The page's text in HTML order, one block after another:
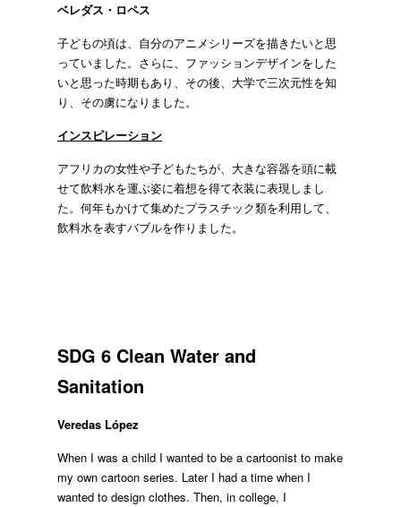
ベレダス・ロペス
子どもの頃は、自分のアニメシリーズを描きたいと思
っていました。さらに、ファッションデザインをした
いと思った時期もあり、その後、大学で三次元性を知
り、その虜になりました。
インスピレーション
アフリカの女性や子どもたちが、大きな容器を頭に載
せて飲料水を運ぶ姿に着想を得て衣装に表現しまし
た。何年もかけて集めたプラスチック類を利用して、
飲料水を表すバブルを作りました。
SDG 6 Clean Water and
Sanitation
Veredas López
When I was a child I wanted to be a cartoonist to make
my own cartoon series. Later I had a time when I
wanted to design clothes. Then, in college, I